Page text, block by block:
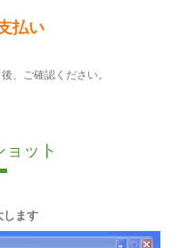
払い
、ご確認ください。
ョット
します